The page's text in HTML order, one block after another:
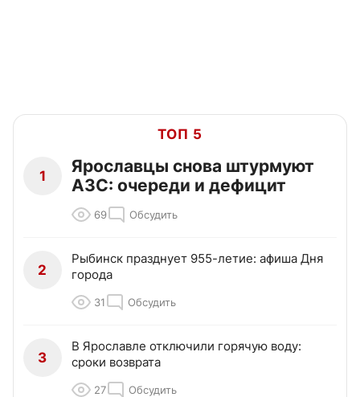
ТОП 5
1
Ярославцы снова штурмуют
АЗС: очереди и дефицит
69 Обсудить
2
Рыбинск празднует 955-летие: афиша Дня
города
31 Обсудить
3
В Ярославле отключили горячую воду:
сроки возврата
27 Обсудить